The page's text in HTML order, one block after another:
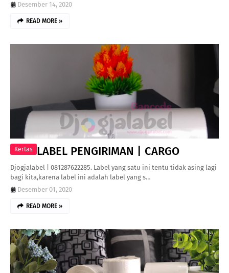
Desember 14, 2020
READ MORE »
Kertas LABEL PENGIRIMAN | CARGO
Djogjalabel | 081287622285. Label yang satu ini tentu tidak asing lagi
bagi kita,karena label ini adalah label yang s…
Desember 01, 2020
READ MORE »